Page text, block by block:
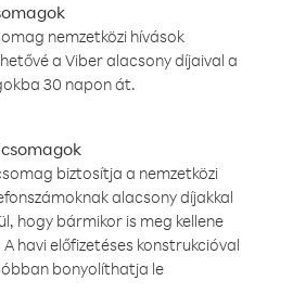
nemzetközi hívások
a Viber alacsony díjaival a
30 napon át.
biztosítja a nemzetközi
alacsony díjakkal
hogy bármikor is meg kellene
havi előfizetéses konstrukcióval
bonyolíthatja le